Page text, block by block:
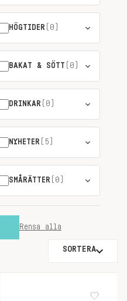
HÖGTIDER (0)
BAKAT & SÖTT (0)
DRINKAR (0)
NYHETER (5)
SMÅRÄTTER (0)
Rensa alla
SORTERA